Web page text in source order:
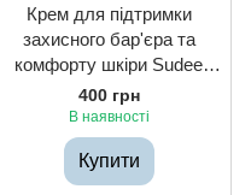
Крем для підтримки
захисного бар'єра та
комфорту шкіри Sudee
Derma Vitality Recovery
Cream, 10ml
400 грн
В наявності
Купити